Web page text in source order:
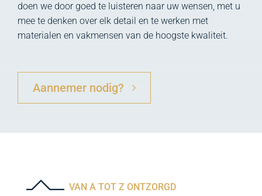
doen we door goed te luisteren naar uw wensen, met u
mee te denken over elk detail en te werken met
materialen en vakmensen van de hoogste kwaliteit.
Aannemer nodig?
VAN A TOT Z ONTZORGD